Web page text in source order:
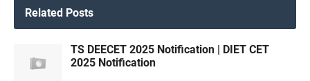
Related Posts
TS DEECET 2025 Notification | DIET CET
2025 Notification